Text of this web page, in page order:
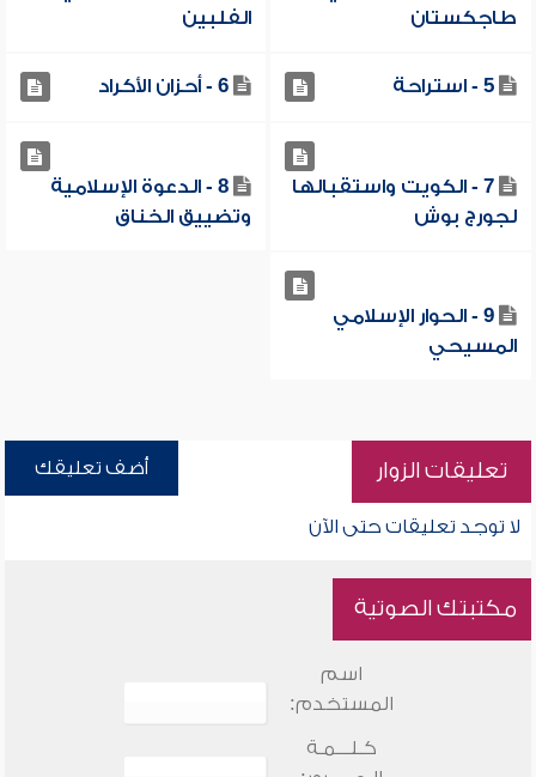
طاجكستان
الفلبين
5 - استراحة 6 - أحزان الأكراد
7 - الكويت واستقبالها
لجورج بوش
8 - الدعوة الإسلامية
وتضييق الخناق
9 - الحوار الإسلامي
المسيحي
تعليقات الزوار أضف تعليقك
لا توجد تعليقات حتى الآن
مكتبتك الصوتية
اسم
المستخدم:
كـلـــمـة